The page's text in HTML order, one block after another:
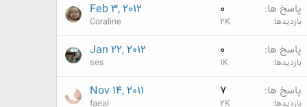
پاسخ ها 0
بازدیدها 2K
Feb 3, 2012
Coraline
پاسخ ها 0
بازدیدها 1K
Jan 22, 2012
ses
پاسخ ها 7
بازدیدها 2K
Nov 14, 2011
faeal